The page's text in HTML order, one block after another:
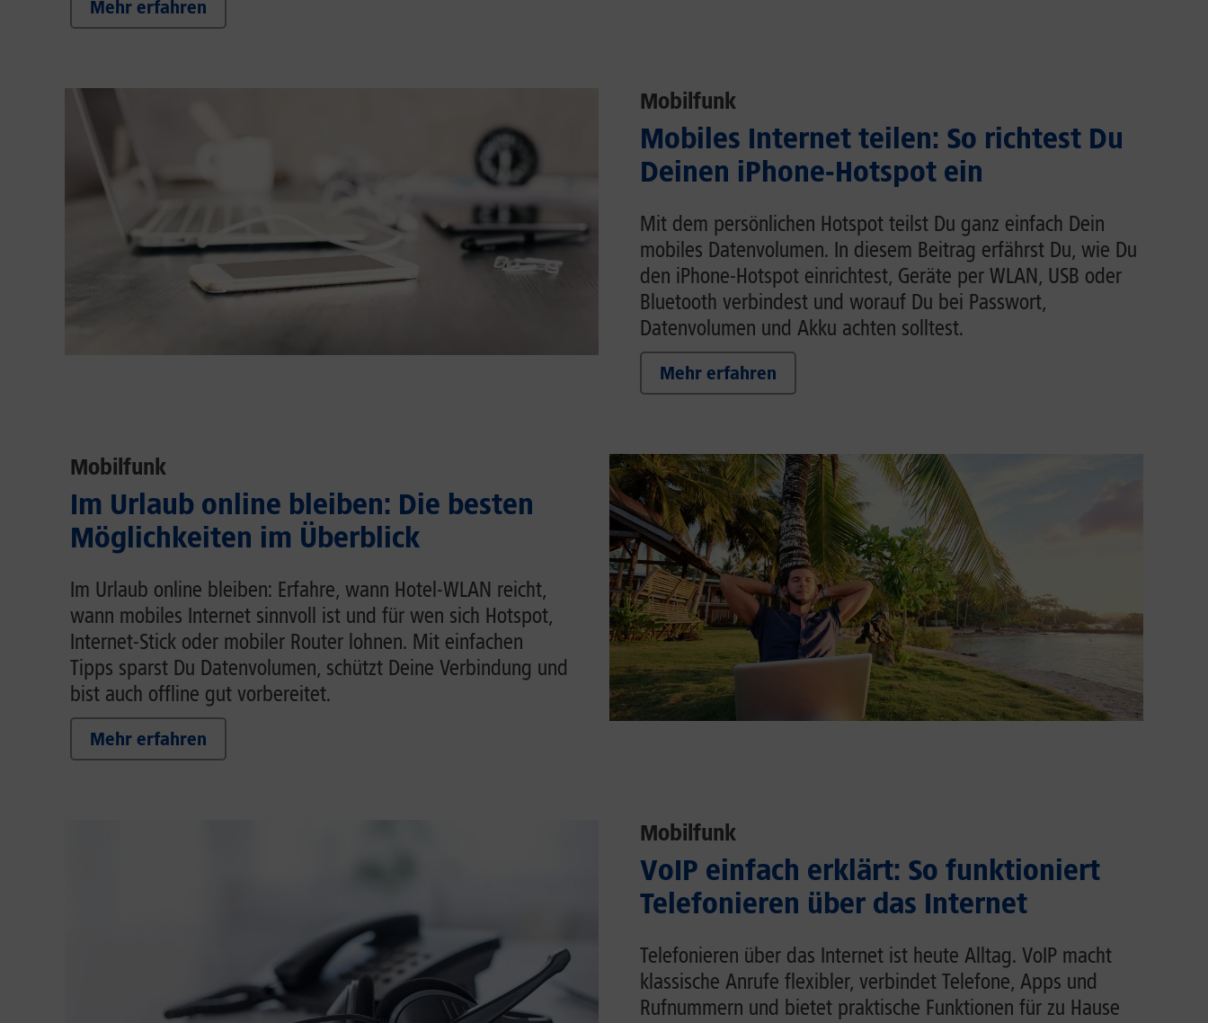
Mehr erfahren
Mobilfunk
Mobiles Internet teilen: So richtest Du
Deinen iPhone-Hotspot ein
Mit dem persönlichen Hotspot teilst Du ganz einfach Dein
mobiles Datenvolumen. In diesem Beitrag erfährst Du, wie Du
den iPhone-Hotspot einrichtest, Geräte per WLAN, USB oder
Bluetooth verbindest und worauf Du bei Passwort,
Datenvolumen und Akku achten solltest.
Mehr erfahren
Mobilfunk
Im Urlaub online bleiben: Die besten
Möglichkeiten im Überblick
Im Urlaub online bleiben: Erfahre, wann Hotel-WLAN reicht,
wann mobiles Internet sinnvoll ist und für wen sich Hotspot,
Internet-Stick oder mobiler Router lohnen. Mit einfachen
Tipps sparst Du Datenvolumen, schützt Deine Verbindung und
bist auch offline gut vorbereitet.
Mehr erfahren
Mobilfunk
VoIP einfach erklärt: So funktioniert
Telefonieren über das Internet
Telefonieren über das Internet ist heute Alltag. VoIP macht
klassische Anrufe flexibler, verbindet Telefone, Apps und
Rufnummern und bietet praktische Funktionen für zu Hause